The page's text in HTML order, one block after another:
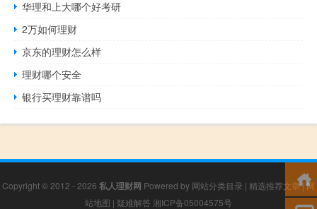
华理和上大哪个好考研
2万如何理财
京东的理财怎么样
理财哪个安全
银行买理财靠谱吗
Copyright © 2012 - 2026 私人理财网 Powered by 网站分类目录 | 精选推荐文章|网
站地图 | 疑难解答 湘ICP备05004575号